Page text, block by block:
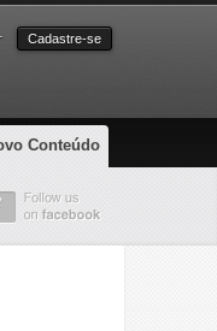
Cadastre-se
Conteúdo